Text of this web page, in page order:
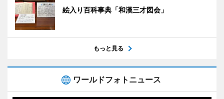
絵入り百科事典「和漢三才図会」
もっと見る
ワールドフォトニュース